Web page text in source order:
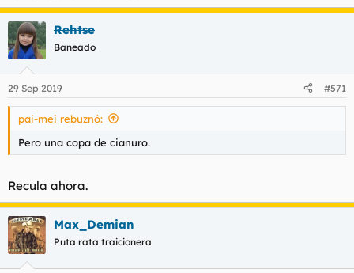
Rehtse
Baneado
29 Sep 2019 #571
pai-mei rebuznó:
Pero una copa de cianuro.
Recula ahora.
Max_Demian
Puta rata traicionera